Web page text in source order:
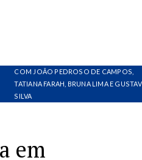
COM JOÃO PEDROSO DE CAMPOS,
TATIANA FARAH, BRUNA LIMA E
SILVA
em